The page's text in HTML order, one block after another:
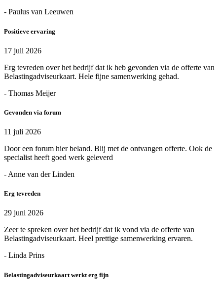
- Paulus van Leeuwen
Positieve ervaring
17 juli 2026
Erg tevreden over het bedrijf dat ik heb gevonden via de offerte van
Belastingadviseurkaart. Hele fijne samenwerking gehad.
- Thomas Meijer
Gevonden via forum
11 juli 2026
Door een forum hier beland. Blij met de ontvangen offerte. Ook de
specialist heeft goed werk geleverd
- Anne van der Linden
Erg tevreden
29 juni 2026
Zeer te spreken over het bedrijf dat ik vond via de offerte van
Belastingadviseurkaart. Heel prettige samenwerking ervaren.
- Linda Prins
Belastingadviseurkaart werkt erg fijn